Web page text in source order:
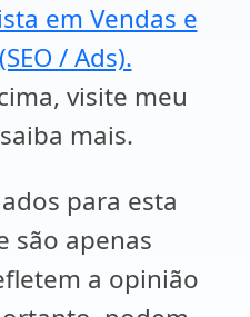
em Vendas e
/ Ads).
visite meu
mais.
para esta
são apenas
a opinião